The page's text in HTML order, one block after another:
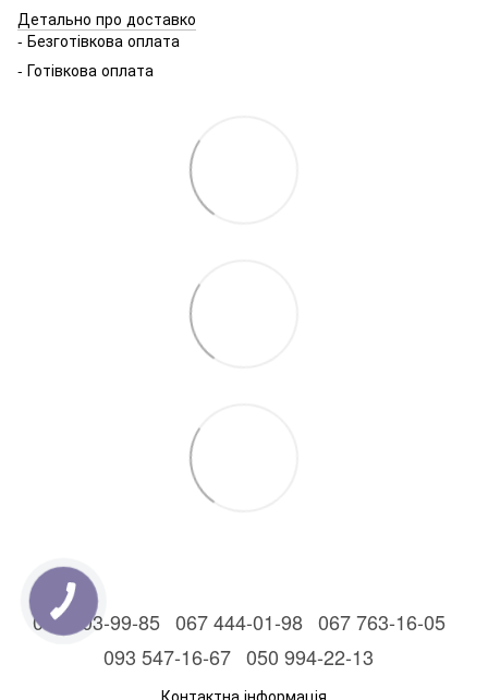
Детально про доставко
- Безготівкова оплата
- Готівкова оплата
044 303-99-85 067 444-01-98 067 763-16-05
093 547-16-67 050 994-22-13
Контактна інформація